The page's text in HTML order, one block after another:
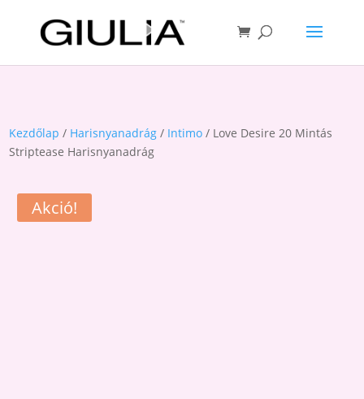
Kezdőlap / Harisnyanadrág / Intimo / Love Desire 20 Mintás
Striptease Harisnyanadrág
Akció!